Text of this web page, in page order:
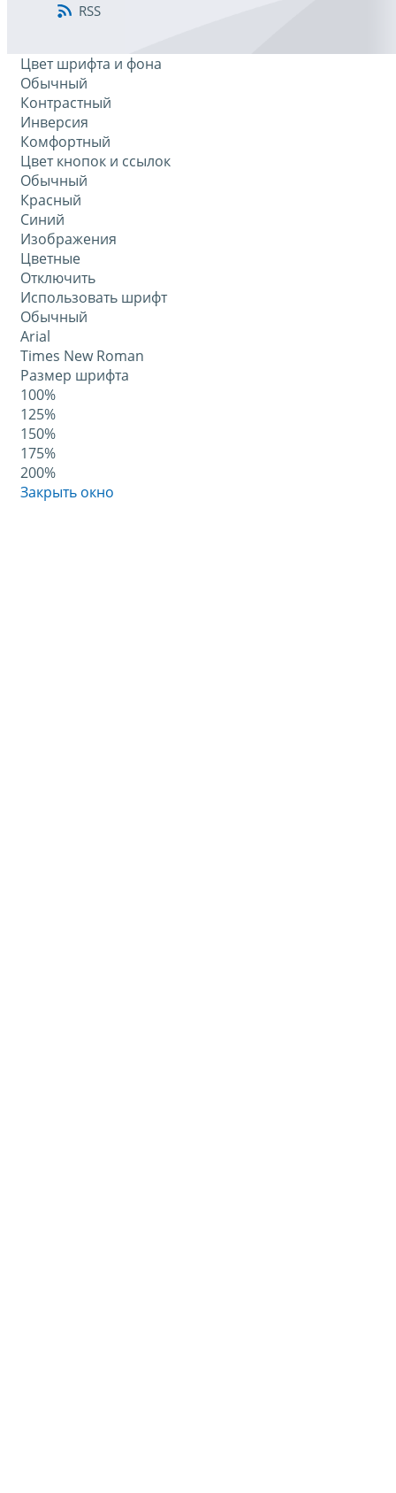
RSS
Цвет шрифта и фона
Обычный
Контрастный
Инверсия
Комфортный
Цвет кнопок и ссылок
Обычный
Красный
Синий
Изображения
Цветные
Отключить
Использовать шрифт
Обычный
Arial
Times New Roman
Размер шрифта
100%
125%
150%
175%
200%
Закрыть окно